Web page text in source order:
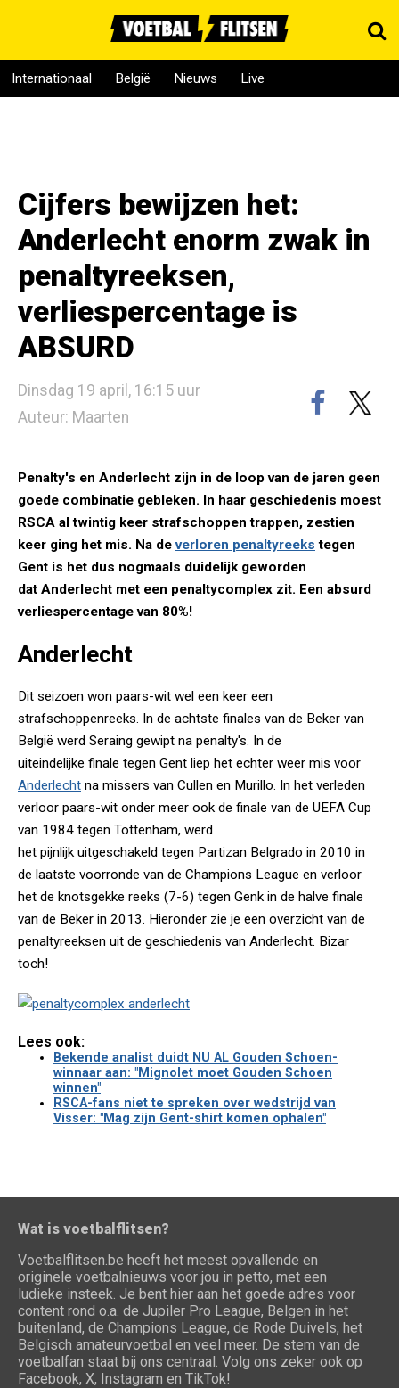
Internationaal België Nieuws Live
Cijfers bewijzen het:
Anderlecht enorm zwak in
penaltyreeksen,
verliespercentage is
ABSURD
Dinsdag 19 april, 16:15 uur
Auteur: Maarten
Penalty's en Anderlecht zijn in de loop van de jaren geen
goede combinatie gebleken. In haar ­geschiedenis moest
RSCA al twintig keer strafschoppen trappen, zestien
keer ging het mis. Na deverloren penaltyreeks tegen
Gent is het dus nogmaals duidelijk geworden
dat Anderlecht met een penaltycomplex zit. Een absurd
verliespercentage van 80%!
Anderlecht
Dit seizoen won paars-wit wel een keer een
strafschoppenreeks. In de achtste finales van de Beker van
België werd Seraing gewipt na penalty's. In de
uiteindelijke finale tegen Gent liep het echter weer mis voor
Anderlecht na missers van Cullen en Murillo. In het verleden
verloor paars-wit onder meer ook de finale van de UEFA Cup
van 1984 tegen Tottenham, werd
het pijnlijk uitgeschakeld tegen Partizan Belgrado in 2010 in
de laatste voorronde van de Champions League en verloor
het de knotsgekke reeks (7-6) tegen Genk in de halve finale
van de Beker in 2013. Hieronder zie je een overzicht van de
penaltyreeksen uit de geschiedenis van Anderlecht. Bizar
toch!
Lees ook:
Bekende analist duidt NU AL Gouden Schoen-
winnaar aan: "Mignolet moet Gouden Schoen
winnen"
RSCA-fans niet te spreken over wedstrijd van
Visser: "Mag zijn Gent-shirt komen ophalen"
Wat is voetbalflitsen?
Voetbalflitsen.be heeft het meest opvallende en
originele voetbalnieuws voor jou in petto, met een
ludieke insteek. Je bent hier aan het goede adres voor
content rond o.a. de Jupiler Pro League, Belgen in het
buitenland, de Champions League, de Rode Duivels, het
Belgisch amateurvoetbal en veel meer. De stem van de
voetbalfan staat bij ons centraal. Volg ons zeker ook op
Facebook, X, Instagram en TikTok!